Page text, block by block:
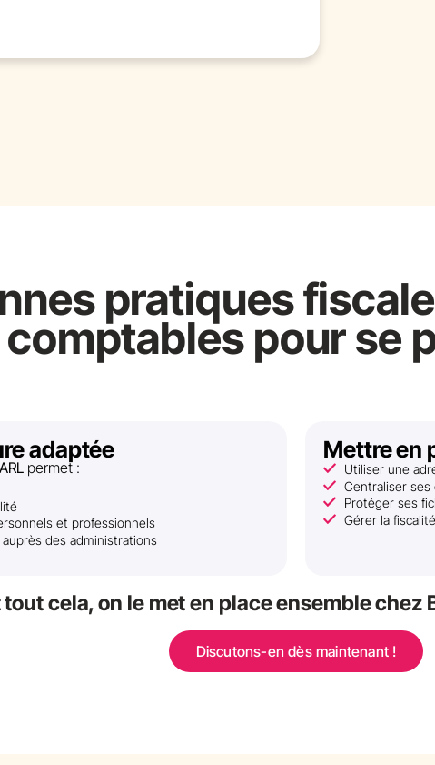
pratiques
comptables pour se
adaptée
permet :
et professionnels
des administrations
Mettre en
Utiliser une
Centraliser
Protéger ses
Gérer la
tout cela, on le met en place ensemble chez
Discutons-en dès maintenant !